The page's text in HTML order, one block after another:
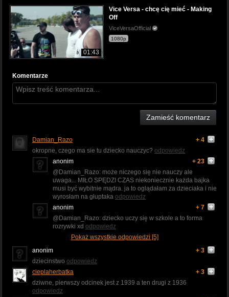
01:43
Vice Versa - chcę cię mieć - Making
Off
ViceVersaOfficial
1080p
Komentarze
Zamieść komentarz
Damian_Razo
+ 4
okropne, czego ma sie tu dziecko nauczyc? odpowiedz
anonim
+ 23
@Damian_Razo: może niczego się nie nauczy ale
uwaga... MIŁO SPĘDZI CZAS niekoniecznie każda bajka
musi być wybitnie mądra. ja to oglądałam za dzieciaka i nie
wyrosłam na głuptaka odpowiedz
anonim
+ 7
@Damian_Razo: dziecko uczy się w szkole a to forma
rozrywki xd odpowiedz
Pokaż wszystkie odpowiedzi [5]
anonim
+ 3
dziecinstwo odpowiedz
cieplaherbatka
+ 3
dziwne, pierwszy odcinek jest z 1939 a ten drugi z 1936
odpowiedz